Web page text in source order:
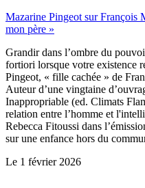
Mazarine Pingeot sur François
mon père »
Grandir dans l’ombre du
fortiori lorsque votre existence
Pingeot, « fille cachée » de
Auteur d’une vingtaine
Inappropriable (ed. Climats
relation entre l’homme et
Rebecca Fitoussi dans
sur une enfance hors du
Le 1 février 2026